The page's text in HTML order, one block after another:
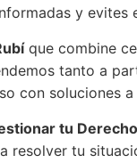
y evites
que combine
tanto a
con soluciones a
tu
resolver tu